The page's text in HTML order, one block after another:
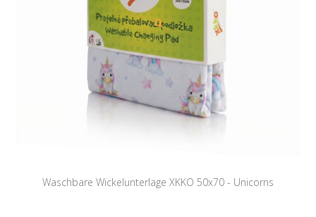
Waschbare Wickelunterlage XKKO 50x70 - Unicorns